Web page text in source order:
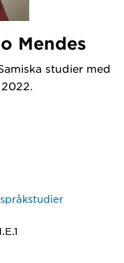
Mendes
studier med